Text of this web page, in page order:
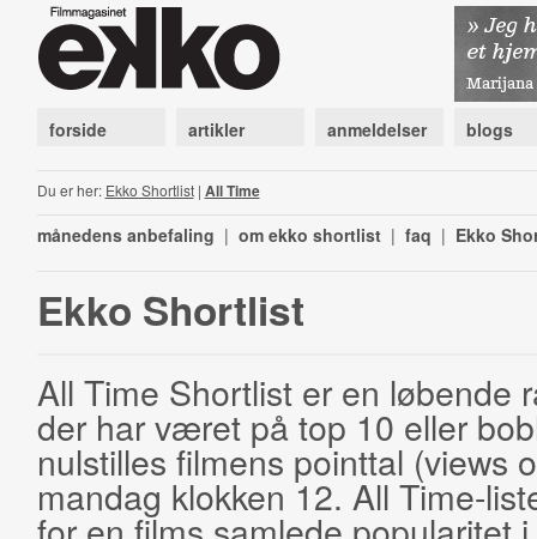
forside artikler anmeldelser blogs
Du er her: Ekko Shortlist| All Time
månedens anbefaling | om ekko shortlist | faq | Ekko
Ekko Shortlist
All Time Shortlist er en løbende
der har været på top 10 eller
nulstilles filmens pointtal (views
mandag klokken 12. All Time-